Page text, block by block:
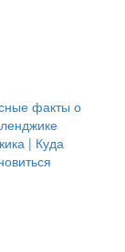
факты о
| Куда